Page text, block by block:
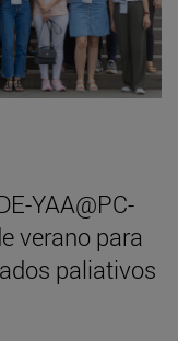
YAA@PC-
verano para
paliativos